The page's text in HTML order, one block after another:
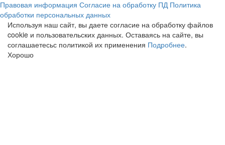
Правовая информация Согласие на обработку ПД Политика
обработки персональных данных
Используя наш сайт, вы даете согласие на обработку файлов
cookie и пользовательских данных. Оставаясь на сайте, вы
соглашаетесьс политикой их применения Подробнее.
Хорошо